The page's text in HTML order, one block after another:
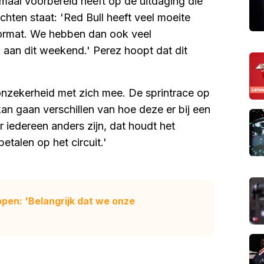
staat: 'Red Bull heeft veel moeite
We hebben dan ook veel
dit weekend.' Perez hoopt dat dit
met zich mee. De sprintrace op
gaan verschillen van hoe deze er bij een
anders zijn, dat houdt het
op het circuit.'
'Belangrijk dat we onze